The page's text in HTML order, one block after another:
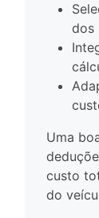
dos
Uma
custo
do